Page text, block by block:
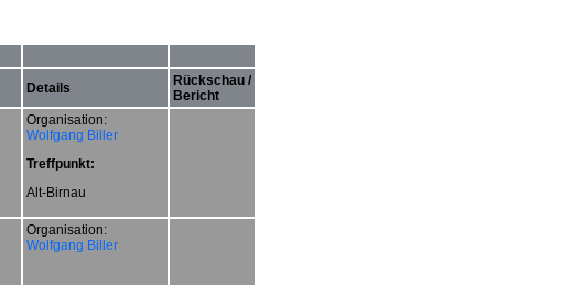
Details
Rückschau /
Bericht
Organisation:
Wolfgang Biller
Treffpunkt:
Alt-Birnau
Organisation:
Wolfgang Biller